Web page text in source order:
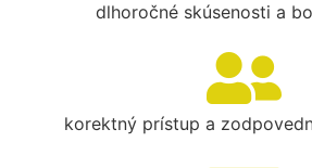
dlhoročné skúsenosti a
korektný prístup a